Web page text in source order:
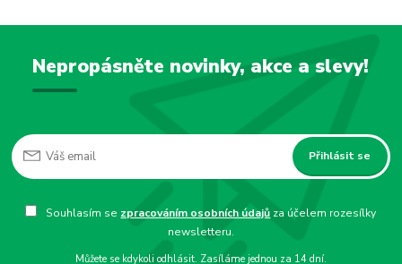
Nepropásněte novinky, akce a slevy!
Přihlásit se
Souhlasím se zpracováním osobních údajů za účelem rozesílky
newsletteru.
Můžete se kdykoli odhlásit. Zasíláme jednou za 14 dní.